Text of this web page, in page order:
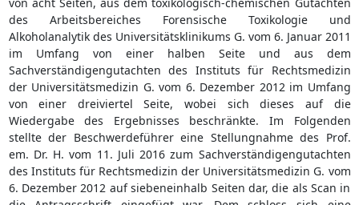
des Arbeitsbereiches Forensische Toxikologie und
Alkoholanalytik des Universitätsklinikums G. vom 6. Januar 2011
im Umfang von einer halben Seite und aus dem
Sachverständigengutachten des Instituts für Rechtsmedizin
der Universitätsmedizin G. vom 6. Dezember 2012 im Umfang
von einer dreiviertel Seite, wobei sich dieses auf die
Wiedergabe des Ergebnisses beschränkte. Im Folgenden
stellte der Beschwerdeführer eine Stellungnahme des Prof.
em. Dr. H. vom 11. Juli 2016 zum Sachverständigengutachten
des Instituts für Rechtsmedizin der Universitätsmedizin G. vom
6. Dezember 2012 auf siebeneinhalb Seiten dar, die als Scan in